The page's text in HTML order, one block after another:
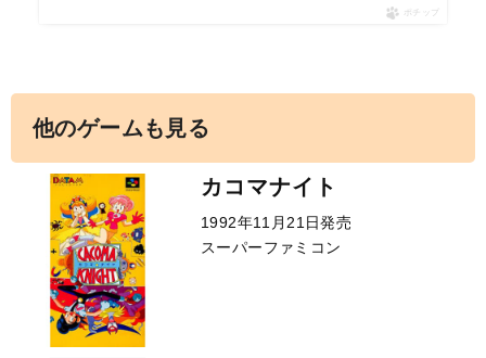
ポチップ
他のゲームも見る
カコマナイト
1992年11月21日発売
スーパーファミコン